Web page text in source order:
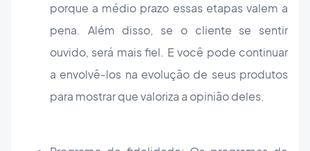
porque a médio prazo essas etapas valem a
pena. Além disso, se o cliente se sentir
ouvido, será mais fiel. E você pode continuar
a envolvê-los na evolução de seus produtos
para mostrar que valoriza a opinião deles.